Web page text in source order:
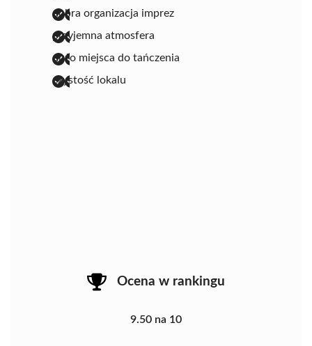
dobra organizacja imprez
przyjemna atmosfera
dużo miejsca do tańczenia
czystość lokalu
Ocena w rankingu
9.50 na 10